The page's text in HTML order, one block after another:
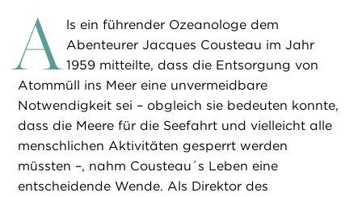
A ls ein führender Ozeanologe dem
Abenteurer Jacques Cousteau im Jahr
1959 mitteilte, dass die Entsorgung von
Atommüll ins Meer eine unvermeidbare
Notwendigkeit sei – obgleich sie bedeuten konnte,
dass die Meere für die Seefahrt und vielleicht alle
menschlichen Aktivitäten gesperrt werden
müssten –, nahm Cousteau´s Leben eine
entscheidende Wende. Als Direktor des